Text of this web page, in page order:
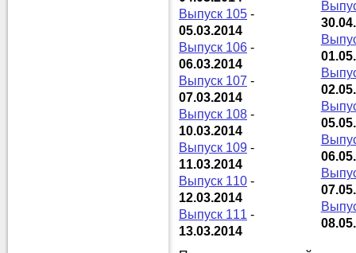
Выпуск 105 -
05.03.2014
Выпуск 106 -
06.03.2014
Выпуск 107 -
07.03.2014
Выпуск 108 -
10.03.2014
Выпуск 109 -
11.03.2014
Выпуск 110 -
12.03.2014
Выпуск 111 -
13.03.2014